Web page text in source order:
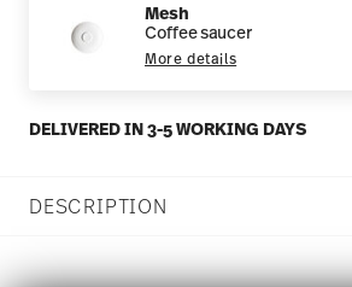
Mesh
Coffee saucer
More details
DELIVERED IN 3-5 WORKING DAYS
DESCRIPTION